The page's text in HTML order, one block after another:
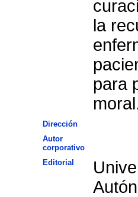
la
para
Dirección
Autor
corporativo
Editorial